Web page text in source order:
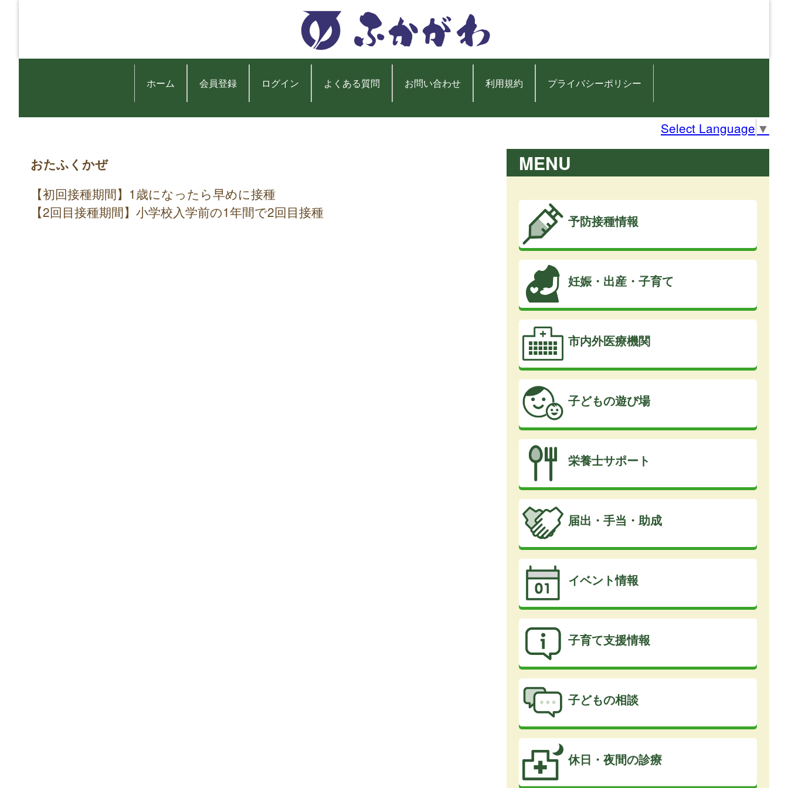
ホーム 会員登録 ログイン よくある質問 お問い合わせ 利用規約 プライバシーポリシー
Select Language ▼
おたふくかぜ
【初回接種期間】1歳になったら早めに接種
【2回目接種期間】小学校入学前の1年間で2回目接種
MENU
予防接種情報
妊娠・出産・子育て
市内外医療機関
子どもの遊び場
栄養士サポート
届出・手当・助成
イベント情報
子育て支援情報
子どもの相談
休日・夜間の診療